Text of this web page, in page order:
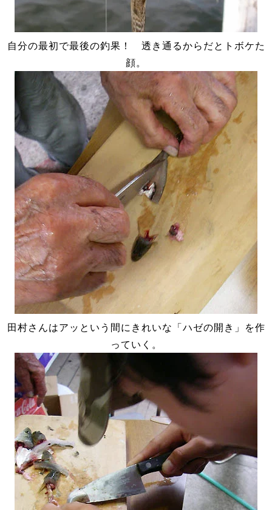
自分の最初で最後の釣果！ 透き通るからだとトボケた
顔。
田村さんはアッという間にきれいな「ハゼの開き」を作
っていく。